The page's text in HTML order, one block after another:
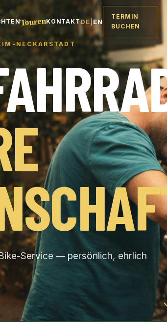
TourenKONTAKTDE|EN
TERMIN
BUCHEN
NECKARSTADT
Service — persönlich, ehrlich